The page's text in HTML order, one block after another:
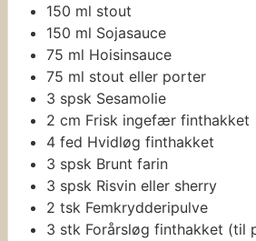
150 ml stout
150 ml Sojasauce
75 ml Hoisinsauce
75 ml stout eller porter
3 spsk Sesamolie
2 cm Frisk ingefær finthakket
4 fed Hvidløg finthakket
3 spsk Brunt farin
3 spsk Risvin eller sherry
2 tsk Femkrydderipulve
3 stk Forårsløg finthakket (til